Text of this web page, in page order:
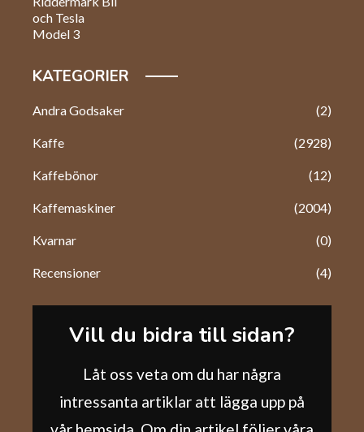
KATEGORIER
Andra Godsaker (2)
Kaffe (2928)
Kaffebönor (12)
Kaffemaskiner (2004)
Kvarnar (0)
Recensioner (4)
Vill du bidra till sidan?
Låt oss veta om du har några
intressanta artiklar att lägga upp på